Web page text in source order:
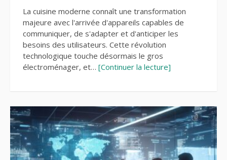
La cuisine moderne connaît une transformation
majeure avec l'arrivée d'appareils capables de
communiquer, de s'adapter et d'anticiper les
besoins des utilisateurs. Cette révolution
technologique touche désormais le gros
électroménager, et… [Continuer la lecture]